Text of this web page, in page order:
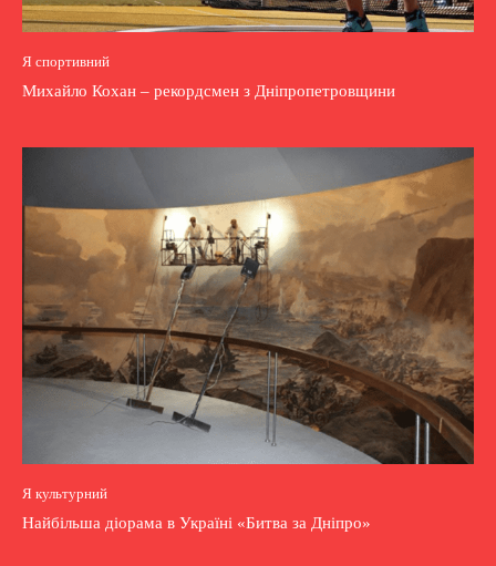
Я спортивний
Михайло Кохан – рекордсмен з Дніпропетровщини
Я культурний
Найбільша діорама в Україні «Битва за Дніпро»